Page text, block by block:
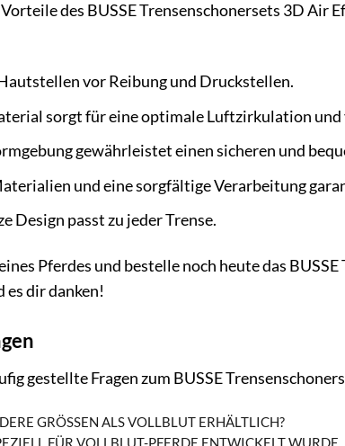
des BUSSE Trensenschonersets 3D Air
vor Reibung und Druckstellen.
sorgt für eine optimale Luftzirkulation
gewährleistet einen sicheren und
und eine sorgfältige Verarbeitung
Design passt zu jeder Trense.
Pferdes und bestelle noch heute das
dir danken!
gestellte Fragen zum BUSSE
GRÖSSEN ALS VOLLBLUT ERHÄLTLICH?
FÜR VOLLBLUT-PFERDE ENTWICKELT